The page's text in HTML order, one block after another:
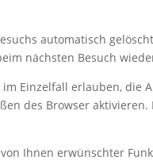
automatisch
nächsten Besuch
Einzelfall erlauben, die
des Browser aktivieren.
Ihnen erwünschter